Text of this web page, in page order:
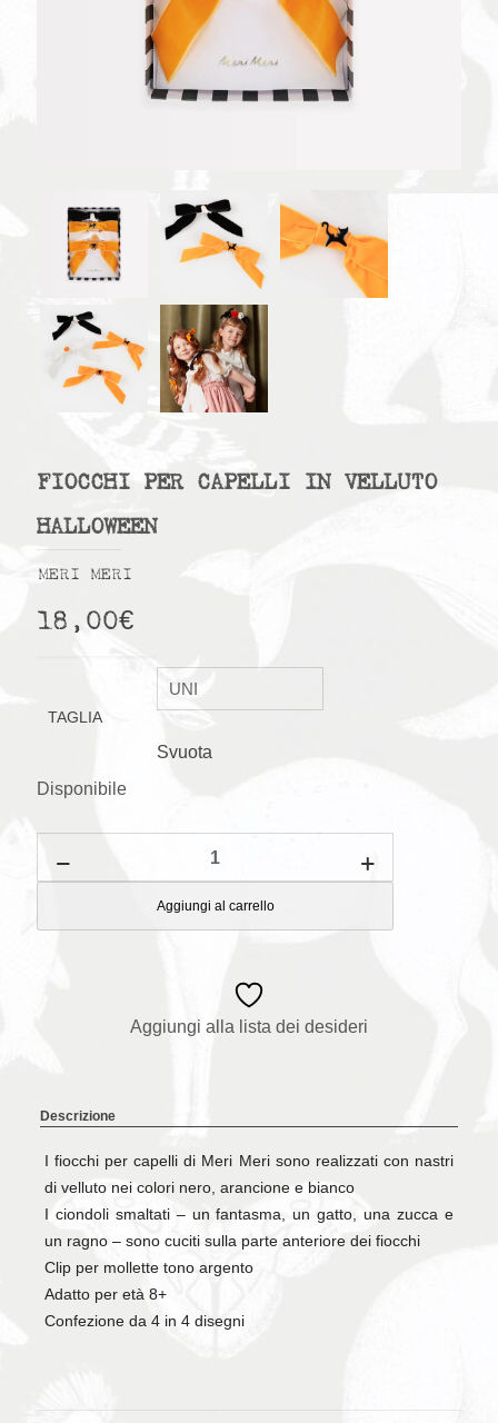
FIOCCHI PER CAPELLI IN VELLUTO
HALLOWEEN
MERI MERI
18,00€
TAGLIA
Svuota
Disponibile
capelli
velluto
Aggiungi al carrello
Aggiungi alla lista dei desideri
Descrizione
I fiocchi per capelli di Meri Meri sono realizzati con nastri
di velluto nei colori nero, arancione e bianco
I ciondoli smaltati – un fantasma, un gatto, una zucca e
un ragno – sono cuciti sulla parte anteriore dei fiocchi
Clip per mollette tono argento
Adatto per età 8+
Confezione da 4 in 4 disegni